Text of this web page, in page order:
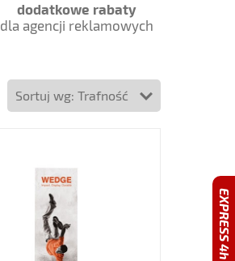
EXPRESS 4h
dodatkowe rabaty
dla agencji reklamowych
Sortuj wg: Trafność